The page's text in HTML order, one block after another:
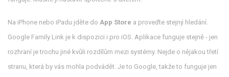
Na iPhone nebo iPadu jděte do App Store a proveďte stejný hledání.
Google Family Link je k dispozici i pro iOS. Aplikace funguje stejně - jen
rozhraní je trochu jiné kvůli rozdílům mezi systémy. Nejde o nějakou třetí
stranu, která by vás mohla podvádět. Je to Google, takže to funguje jen